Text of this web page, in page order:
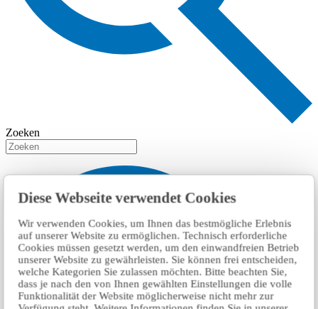
Diese Webseite verwendet Cookies
Wir verwenden Cookies, um Ihnen das bestmögliche Erlebnis
auf unserer Website zu ermöglichen. Technisch erforderliche
Cookies müssen gesetzt werden, um den einwandfreien Betrieb
unserer Website zu gewährleisten. Sie können frei entscheiden,
welche Kategorien Sie zulassen möchten. Bitte beachten Sie,
dass je nach den von Ihnen gewählten Einstellungen die volle
Funktionalität der Website möglicherweise nicht mehr zur
Zoeken